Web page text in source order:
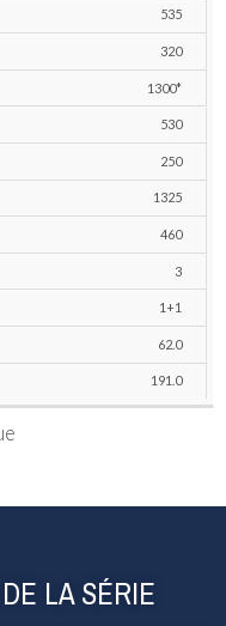
535
320
1300*
530
250
1325
460
3
1+1
62.0
191.0
LA SÉRIE